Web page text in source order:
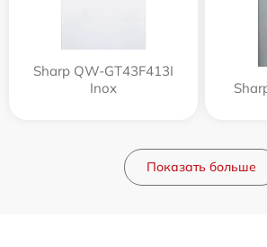
Sharp QW-GT43F413I
Inox
Показать больше